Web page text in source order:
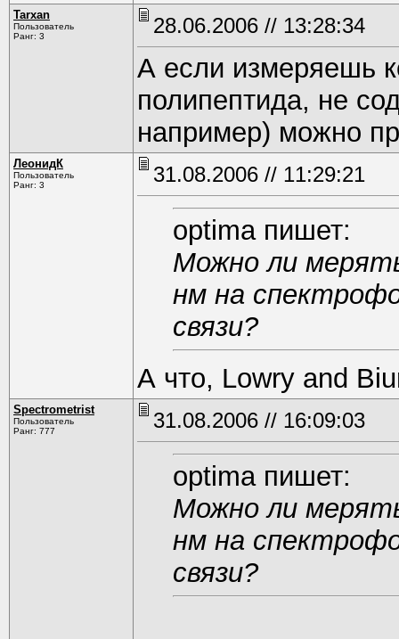
Tarxan
Пользователь
Ранг: 3
28.06.2006 // 13:28:34
А если измеряешь
полипептида, не
например) можно
ЛеонидК
Пользователь
Ранг: 3
31.08.2006 // 11:29:21
optima пишет:
Можно ли
нм на
связи?
А что, Lowry and
Spectrometrist
Пользователь
Ранг: 777
31.08.2006 // 16:09:03
optima пишет:
Можно ли
нм на
связи?